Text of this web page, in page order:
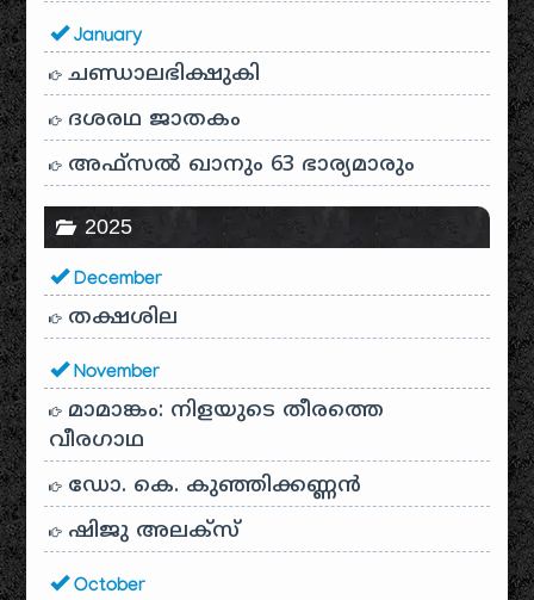
January
ചണ്ഡാലഭിക്ഷുകി
ദശരഥ ജാതകം
അഫ്സൽ ഖാനും 63 ഭാര്യമാരും
2025
December
തക്ഷശില
November
മാമാങ്കം: നിളയുടെ തീരത്തെ
വീരഗാഥ
ഡോ. കെ. കുഞ്ഞിക്കണ്ണൻ
ഷിജു അലക്സ്
October